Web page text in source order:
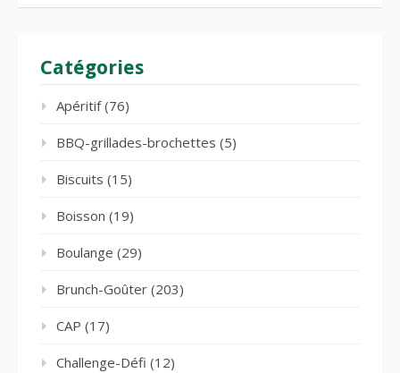
Catégories
Apéritif(76)
BBQ-grillades-brochettes (5)
Biscuits (15)
Boisson (19)
Boulange (29)
Brunch-Goûter (203)
CAP (17)
Challenge-Défi (12)